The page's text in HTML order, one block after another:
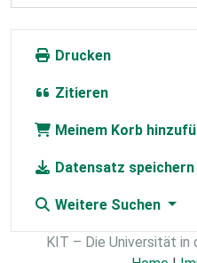
Drucken
Zitieren
Meinem Korb
Datensatz speichern
Weitere Suchen
KIT – Die Universität